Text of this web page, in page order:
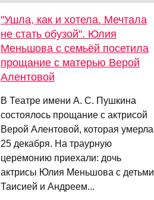
"Ушла, как и хотела. Мечтала
не стать обузой". Юлия
Меньшова с семьёй посетила
прощание с матерью Верой
Алентовой
В Театре имени А. С. Пушкина
состоялось прощание с актрисой
Верой Алентовой, которая умерла
25 декабря. На траурную
церемонию приехали: дочь
актрисы Юлия Меньшова с детьми
Таисией и Андреем...